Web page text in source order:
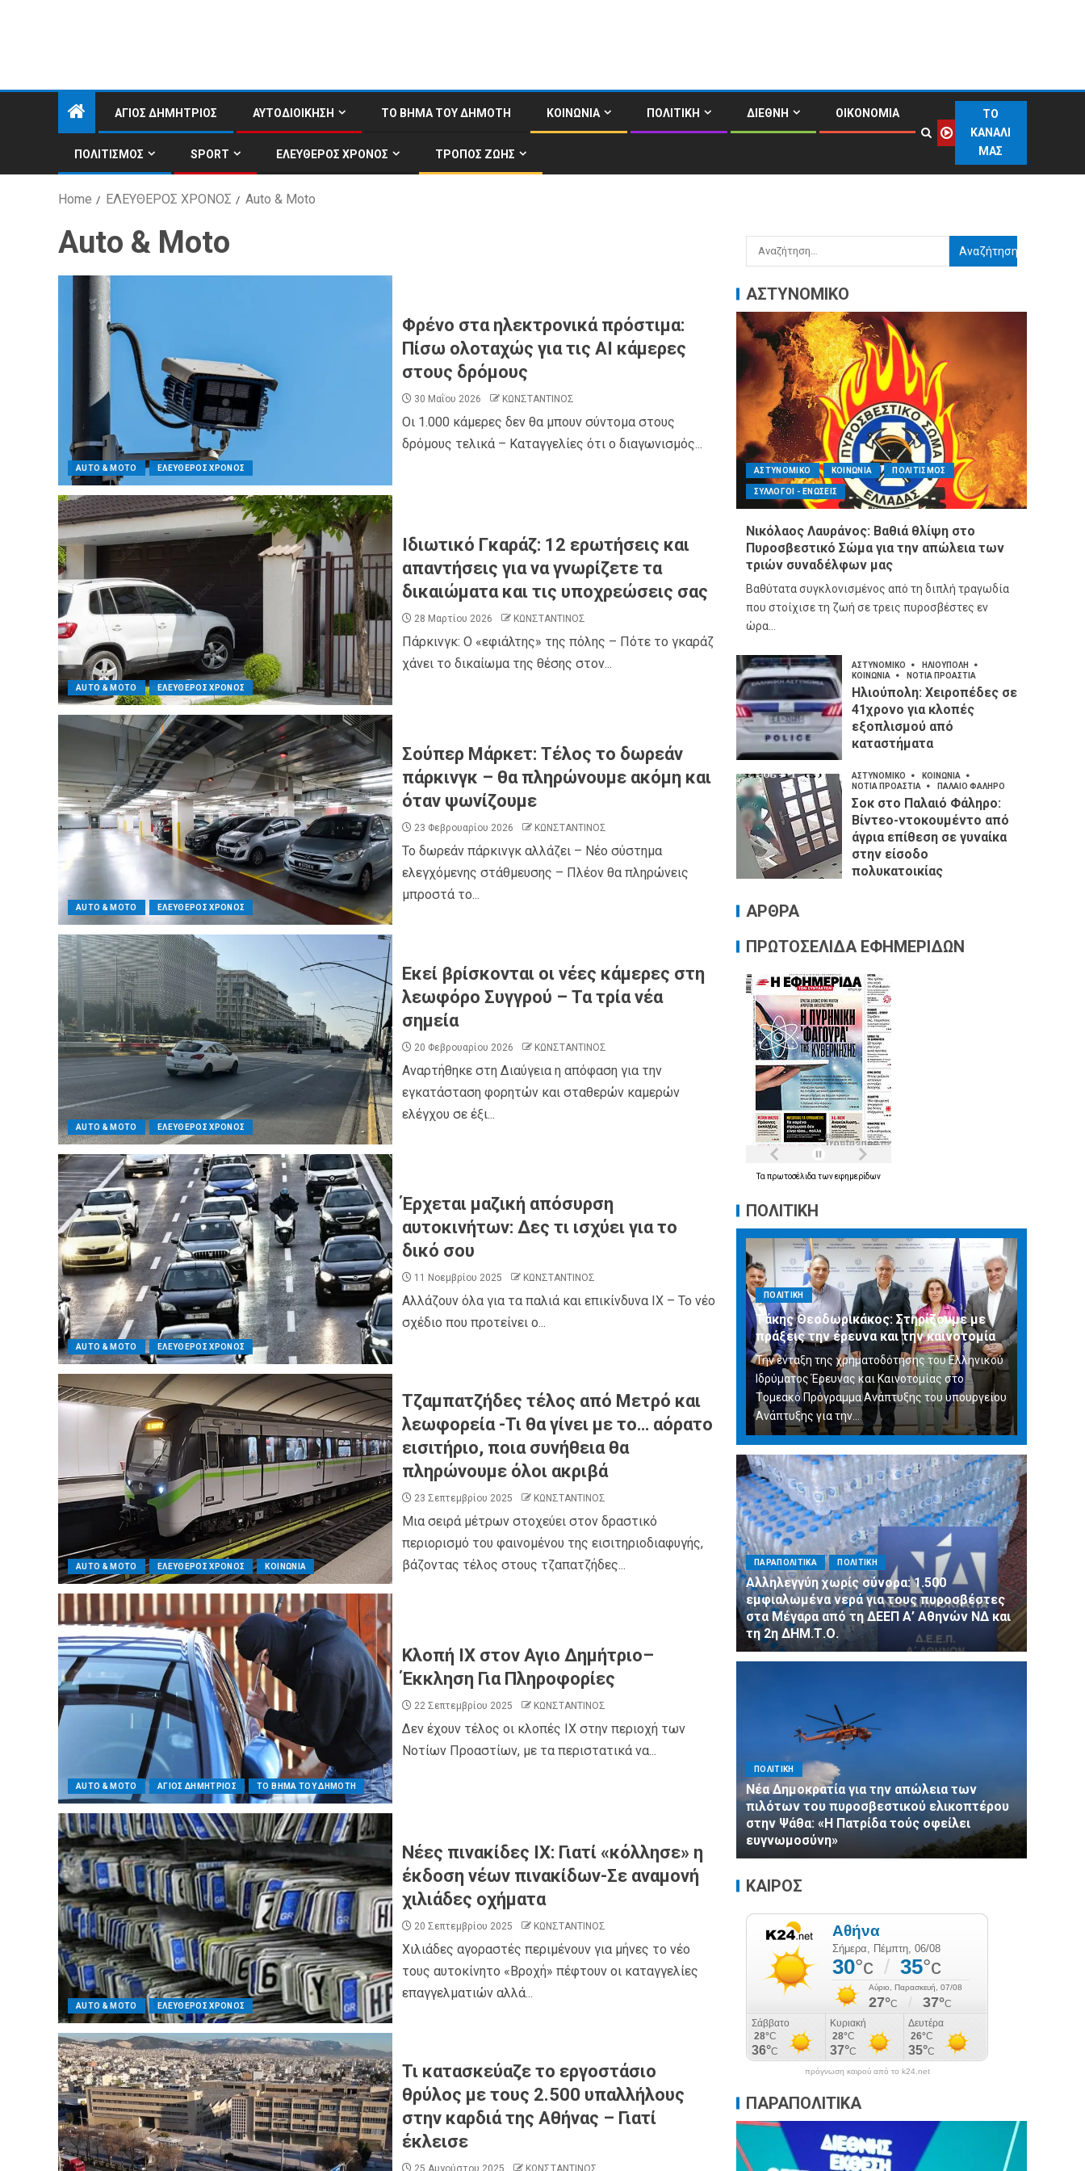
ΑΓΙΟΣ ΔΗΜΗΤΡΙΟΣ ΑΥΤΟΔΙΟΙΚΗΣΗ ΤΟ ΒΗΜΑ ΤΟΥ ΔΗΜΟΤΗ ΚΟΙΝΩΝΙΑ ΠΟΛΙΤΙΚΗ ΔΙΕΘΝΗ ΟΙΚΟΝΟΜΙΑ
ΠΟΛΙΤΙΣΜΟΣ SPORT ΕΛΕΥΘΕΡΟΣ ΧΡΟΝΟΣ ΤΡΟΠΟΣ ΖΩΗΣ
ΤΟ
ΚΑΝΑΛΙ
ΜΑΣ
Home ΕΛΕΥΘΕΡΟΣ ΧΡΟΝΟΣ Auto & Moto
Auto & Moto
AUTO & MOTO ΕΛΕΥΘΕΡΟΣ ΧΡΟΝΟΣ
Φρένο στα ηλεκτρονικά πρόστιμα:
Πίσω ολοταχώς για τις AI κάμερες
στους δρόμους
30 Μαΐου 2026 ΚΩΝΣΤΑΝΤΙΝΟΣ
Οι 1.000 κάμερες δεν θα μπουν σύντομα στους
δρόμους τελικά – Καταγγελίες ότι ο διαγωνισμός...
AUTO & MOTO ΕΛΕΥΘΕΡΟΣ ΧΡΟΝΟΣ
Ιδιωτικό Γκαράζ: 12 ερωτήσεις και
απαντήσεις για να γνωρίζετε τα
δικαιώματα και τις υποχρεώσεις σας
28 Μαρτίου 2026 ΚΩΝΣΤΑΝΤΙΝΟΣ
Πάρκινγκ: Ο «εφιάλτης» της πόλης – Πότε το γκαράζ
χάνει το δικαίωμα της θέσης στον...
AUTO & MOTO ΕΛΕΥΘΕΡΟΣ ΧΡΟΝΟΣ
Σούπερ Μάρκετ: Τέλος το δωρεάν
πάρκινγκ – θα πληρώνουμε ακόμη και
όταν ψωνίζουμε
23 Φεβρουαρίου 2026 ΚΩΝΣΤΑΝΤΙΝΟΣ
Το δωρεάν πάρκινγκ αλλάζει – Νέο σύστημα
ελεγχόμενης στάθμευσης – Πλέον θα πληρώνεις
μπροστά το...
AUTO & MOTO ΕΛΕΥΘΕΡΟΣ ΧΡΟΝΟΣ
Εκεί βρίσκονται οι νέες κάμερες στη
λεωφόρο Συγγρού – Τα τρία νέα
σημεία
20 Φεβρουαρίου 2026 ΚΩΝΣΤΑΝΤΙΝΟΣ
Αναρτήθηκε στη Διαύγεια η απόφαση για την
εγκατάσταση φορητών και σταθερών καμερών
ελέγχου σε έξι...
AUTO & MOTO ΕΛΕΥΘΕΡΟΣ ΧΡΟΝΟΣ
Έρχεται μαζική απόσυρση
αυτοκινήτων: Δες τι ισχύει για το
δικό σου
11 Νοεμβρίου 2025 ΚΩΝΣΤΑΝΤΙΝΟΣ
Αλλάζουν όλα για τα παλιά και επικίνδυνα ΙΧ – Το νέο
σχέδιο που προτείνει ο...
AUTO & MOTO ΕΛΕΥΘΕΡΟΣ ΧΡΟΝΟΣ ΚΟΙΝΩΝΙΑ
Τζαμπατζήδες τέλος από Μετρό και
λεωφορεία -Τι θα γίνει με το… αόρατο
εισιτήριο, ποια συνήθεια θα
πληρώνουμε όλοι ακριβά
23 Σεπτεμβρίου 2025 ΚΩΝΣΤΑΝΤΙΝΟΣ
Μια σειρά μέτρων στοχεύει στον δραστικό
περιορισμό του φαινομένου της εισιτηριοδιαφυγής,
βάζοντας τέλος στους τζαπατζήδες...
AUTO & MOTO ΑΓΙΟΣ ΔΗΜΗΤΡΙΟΣ ΤΟ ΒΗΜΑ ΤΟΥ ΔΗΜΟΤΗ
Κλοπή ΙΧ στον Αγιο Δημήτριο–
Έκκληση Για Πληροφορίες
22 Σεπτεμβρίου 2025 ΚΩΝΣΤΑΝΤΙΝΟΣ
Δεν έχουν τέλος οι κλοπές ΙΧ στην περιοχή των
Νοτίων Προαστίων, με τα περιστατικά να...
AUTO & MOTO ΕΛΕΥΘΕΡΟΣ ΧΡΟΝΟΣ
Νέες πινακίδες ΙΧ: Γιατί «κόλλησε» η
έκδοση νέων πινακίδων-Σε αναμονή
χιλιάδες οχήματα
20 Σεπτεμβρίου 2025 ΚΩΝΣΤΑΝΤΙΝΟΣ
Χιλιάδες αγοραστές περιμένουν για μήνες το νέο
τους αυτοκίνητο «Βροχή» πέφτουν οι καταγγελίες
επαγγελματιών αλλά...
Τι κατασκεύαζε το εργοστάσιο
θρύλος με τους 2.500 υπαλλήλους
στην καρδιά της Αθήνας – Γιατί
έκλεισε
25 Αυγούστου 2025 ΚΩΝΣΤΑΝΤΙΝΟΣ
ΑΣΤΥΝΟΜΙΚΟ
ΑΣΤΥΝΟΜΙΚΟ ΚΟΙΝΩΝΙΑ ΠΟΛΙΤΙΣΜΟΣ
ΣΥΛΛΟΓΟΙ - ΕΝΩΣΕΙΣ
Νικόλαος Λαυράνος: Βαθιά θλίψη στο
Πυροσβεστικό Σώμα για την απώλεια των
τριών συναδέλφων μας
Βαθύτατα συγκλονισμένος από τη διπλή τραγωδία
που στοίχισε τη ζωή σε τρεις πυροσβέστες εν
ώρα...
ΑΣΤΥΝΟΜΙΚΟ
ΗΛΙΟΥΠΟΛΗ
ΚΟΙΝΩΝΙΑ
ΝΟΤΙΑ ΠΡΟΑΣΤΙΑ
Ηλιούπολη: Χειροπέδες σε
41χρονο για κλοπές
εξοπλισμού από
καταστήματα
ΑΣΤΥΝΟΜΙΚΟ
ΚΟΙΝΩΝΙΑ
ΝΟΤΙΑ ΠΡΟΑΣΤΙΑ
ΠΑΛΑΙΟ ΦΑΛΗΡΟ
Σοκ στο Παλαιό Φάληρο:
Βίντεο-ντοκουμέντο από
άγρια επίθεση σε γυναίκα
στην είσοδο
πολυκατοικίας
ΑΡΘΡΑ
ΠΡΩΤΟΣΕΛΙΔΑ ΕΦΗΜΕΡΙΔΩΝ
Τα πρωτοσέλιδα τωνεφημερίδων
ΠΟΛΙΤΙΚΗ
ΠΟΛΙΤΙΚΗ
Τάκης Θεοδωρικάκος: Στηρίζουμε με
πράξεις την έρευνα και την καινοτομία
Την ένταξη της χρηματοδότησης του Ελληνικού
Ιδρύματος Έρευνας και Καινοτομίας στο
Tομεακό Πρόγραμμα Ανάπτυξης του υπουργείου
Ανάπτυξης για την…
ΠΑΡΑΠΟΛΙΤΙΚΑ ΠΟΛΙΤΙΚΗ
Αλληλεγγύη χωρίς σύνορα: 1.500
εμφιαλωμένα νερά για τους πυροσβέστες
στα Μέγαρα από τη ΔΕΕΠ Α’ Αθηνών ΝΔ και
τη 2η ΔΗΜ.Τ.Ο.
ΠΟΛΙΤΙΚΗ
Νέα Δημοκρατία για την απώλεια των
πιλότων του πυροσβεστικού ελικοπτέρου
στην Ψάθα: «Η Πατρίδα τούς οφείλει
ευγνωμοσύνη»
ΚΑΙΡΟΣ
πρόγνωση καιρού από το k24.net
ΠΑΡΑΠΟΛΙΤΙΚΑ